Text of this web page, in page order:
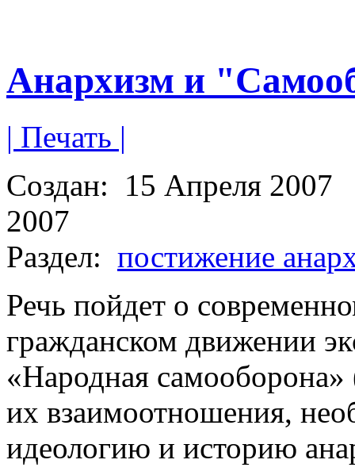
Анархизм и
| Печать |
Создан:
15 Апреля 2007
2007
Раздел: постижение
Речь пойдет о
гражданском движении
«Народная
их взаимоотношения,
идеологию и историю